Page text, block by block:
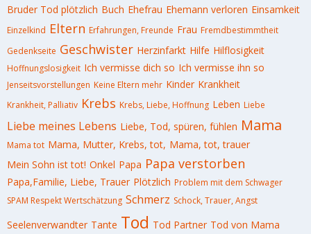
Bruder Tod plötzlich Buch Ehefrau Ehemann verloren Einsamkeit
Einzelkind Eltern Erfahrungen, Freunde Frau Fremdbestimmtheit
Gedenkseite Geschwister Herzinfarkt Hilfe Hilflosigkeit
Hoffnungslosigkeit Ich vermisse dich so Ich vermisse ihn so
Jenseitsvorstellungen Keine Eltern mehr Kinder Krankheit
Krankheit, Palliativ Krebs Krebs, Liebe, Hoffnung Leben Liebe
Liebe meines Lebens Liebe, Tod, spüren, fühlen Mama
Mama tot Mama, Mutter, Krebs, tot, Mama, tot, trauer
Mein Sohn ist tot! Onkel Papa Papa verstorben
Papa,Familie, Liebe, Trauer Plötzlich Problem mit dem Schwager
SPAM Respekt Wertschätzung Schmerz Schock, Trauer, Angst
Seelenverwandter Tante Tod Tod Partner Tod von Mama